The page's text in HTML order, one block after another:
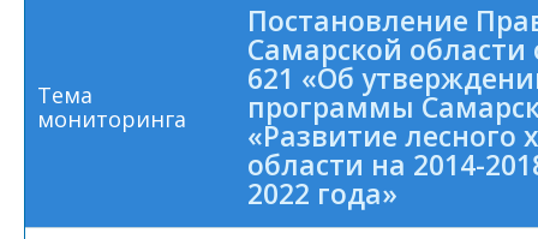
Тема
мониторинга
Постановление
Самарской области
621 «Об
программы
«Развитие лесного
области на 2014-
2022 года»